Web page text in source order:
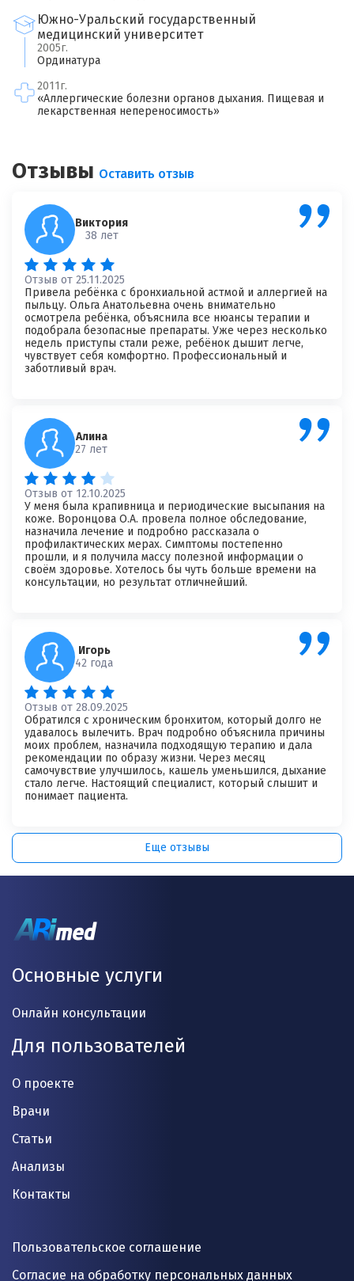
Южно-Уральский государственный
медицинский университет
2005г.
Ординатура
2011г.
«Аллергические болезни органов дыхания. Пищевая и
лекарственная непереносимость»
Отзывы Оставить отзыв
Виктория
38 лет
Отзыв от 25.11.2025
Привела ребёнка с бронхиальной астмой и аллергией на
пыльцу. Ольга Анатольевна очень внимательно
осмотрела ребёнка, объяснила все нюансы терапии и
подобрала безопасные препараты. Уже через несколько
недель приступы стали реже, ребёнок дышит легче,
чувствует себя комфортно. Профессиональный и
заботливый врач.
Алина
27 лет
Отзыв от 12.10.2025
У меня была крапивница и периодические высыпания на
коже. Воронцова О.А. провела полное обследование,
назначила лечение и подробно рассказала о
профилактических мерах. Симптомы постепенно
прошли, и я получила массу полезной информации о
своём здоровье. Хотелось бы чуть больше времени на
консультации, но результат отличнейший.
Игорь
42 года
Отзыв от 28.09.2025
Обратился с хроническим бронхитом, который долго не
удавалось вылечить. Врач подробно объяснила причины
моих проблем, назначила подходящую терапию и дала
рекомендации по образу жизни. Через месяц
самочувствие улучшилось, кашель уменьшился, дыхание
стало легче. Настоящий специалист, который слышит и
понимает пациента.
Еще отзывы
×
Спасибо, ваш отзыв на рассмотрении!
×
Оставить свой отзыв
Ваша оценка врачу
Отзыв о враче*
Я согласен на
Основные услуги
Онлайн консультации
Для пользователей
О проекте
Врачи
Статьи
Анализы
Контакты
Пользовательское соглашение
Согласие на обработку персональных данных